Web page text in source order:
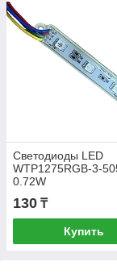
Светодиоды LED
WTP1275RGB-3-
0.72W
130 ₸
Купить